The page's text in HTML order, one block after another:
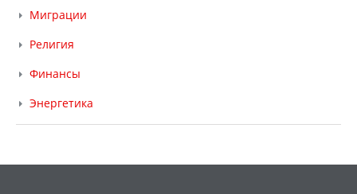
Миграции
Религия
Финансы
Энергетика